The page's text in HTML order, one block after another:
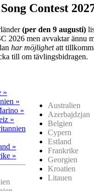
Contest
(per den 9 augusti)
2026 men avvaktar ännu
har möjlighetatt
till om tävlingsbidragen.
»
»
»
»
»
»
Australien
Azerbajdzjan
Belgien
Cypern
Estland
Frankrike
Georgien
Kroatien
Litauen